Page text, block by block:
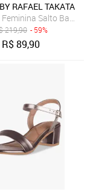
Baixo Metalizada
RAFAEL TAKATA
Feminina Salto Baixo
219,90 - 59%
R$89,90